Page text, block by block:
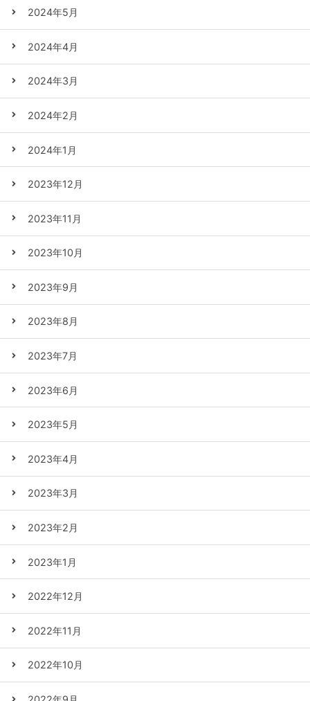
2024年5月
2024年4月
2024年3月
2024年2月
2024年1月
2023年12月
2023年11月
2023年10月
2023年9月
2023年8月
2023年7月
2023年6月
2023年5月
2023年4月
2023年3月
2023年2月
2023年1月
2022年12月
2022年11月
2022年10月